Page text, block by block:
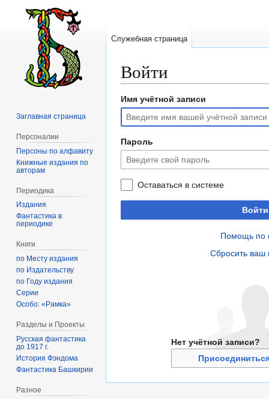
Войти
Перейти
навигации
Перейти
поиску
Имя учётной записи
Пароль
Оставаться в системе
Войти
Помощь по
Сбросить ваш
Нет учётной записи?
Служебная страница
Заглавная страница
Персоналии
Персоны по алфавиту
Книжные издания по
авторам
Периодика
Издания
Фантастика в
периодике
Книги
по Месту издания
по Издательству
по Году издания
Серии
Особо: «Рамка»
Разделы и Проекты
Русская фантастика
до 1917 г.
История Фэндома
Фантастика Башкирии
Разное